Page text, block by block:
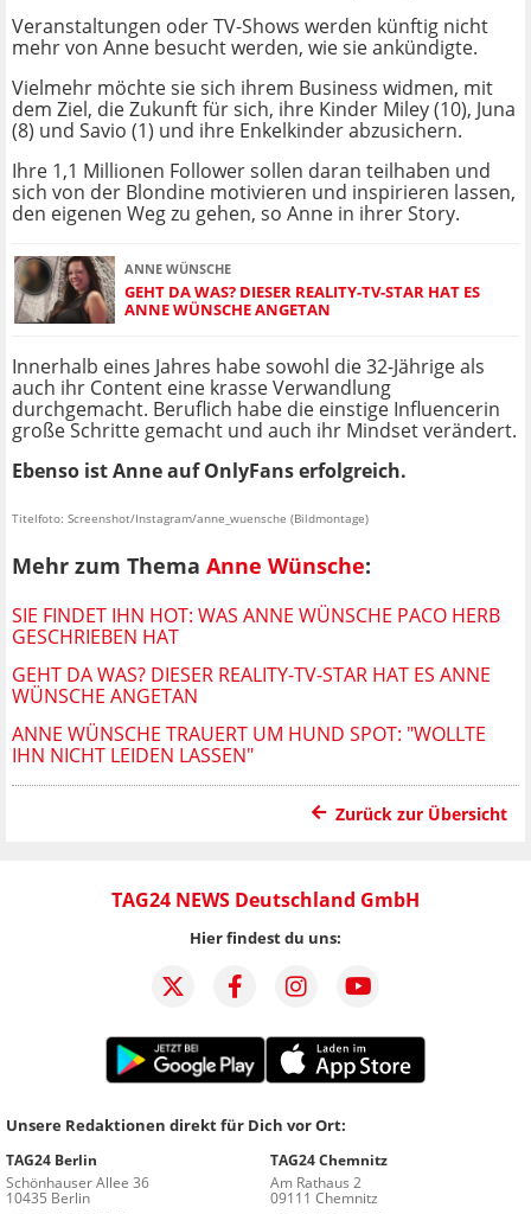
Veranstaltungen oder TV-Shows werden künftig nicht
mehr von Anne besucht werden, wie sie ankündigte.
Vielmehr möchte sie sich ihrem Business widmen, mit
dem Ziel, die Zukunft für sich, ihre Kinder Miley (10), Juna
(8) und Savio (1) und ihre Enkelkinder abzusichern.
Ihre 1,1 Millionen Follower sollen daran teilhaben und
sich von der Blondine motivieren und inspirieren lassen,
den eigenen Weg zu gehen, so Anne in ihrer Story.
ANNE WÜNSCHE
GEHT DA WAS? DIESER REALITY-TV-STAR HAT ES
ANNE WÜNSCHE ANGETAN
Innerhalb eines Jahres habe sowohl die 32-Jährige als
auch ihr Content eine krasse Verwandlung
durchgemacht. Beruflich habe die einstige Influencerin
große Schritte gemacht und auch ihr Mindset verändert.
Ebenso ist Anne auf OnlyFans erfolgreich.
Titelfoto: Screenshot/Instagram/anne_wuensche (Bildmontage)
Mehr zum Thema Anne Wünsche:
SIE FINDET IHN HOT: WAS ANNE WÜNSCHE PACO HERB
GESCHRIEBEN HAT
GEHT DA WAS? DIESER REALITY-TV-STAR HAT ES ANNE
WÜNSCHE ANGETAN
ANNE WÜNSCHE TRAUERT UM HUND SPOT: "WOLLTE
IHN NICHT LEIDEN LASSEN"
Zurück zur Übersicht
TAG24 NEWS Deutschland GmbH
Hier findest du uns:
Unsere Redaktionen direkt für Dich vor Ort:
TAG24 Berlin
Schönhauser Allee 36
10435 Berlin
TAG24 Chemnitz
Am Rathaus 2
09111 Chemnitz